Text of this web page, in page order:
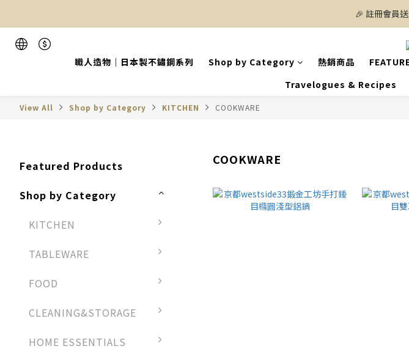
🎉 註冊會員
職人造物｜日本製不鏽鋼系列 Shop by Category 熱銷商品
Travelogues & Recipes
View All Shop by Category KITCHEN COOKWARE
Featured Products
Shop by Category
KITCHEN
TABLEWARE
FOOD
CLEANING&STORAGE
HOME ESSENTIALS
COOKWARE